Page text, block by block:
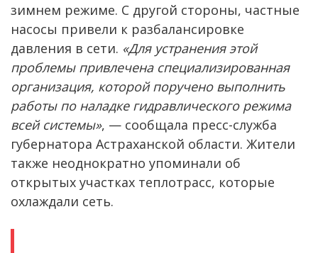
зимнем режиме. С другой стороны, частные
насосы привели к разбалансировке
давления в сети. «Для устранения этой
проблемы привлечена специализированная
организация, которой поручено выполнить
работы по наладке гидравлического режима
всей системы», — сообщала пресс-служба
губернатора Астраханской области. Жители
также неоднократно упоминали об
открытых участках теплотрасс, которые
охлаждали сеть.